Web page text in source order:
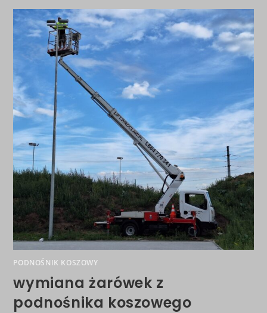
PODNOŚNIK KOSZOWY
wymiana żarówek z
podnośnika koszowego